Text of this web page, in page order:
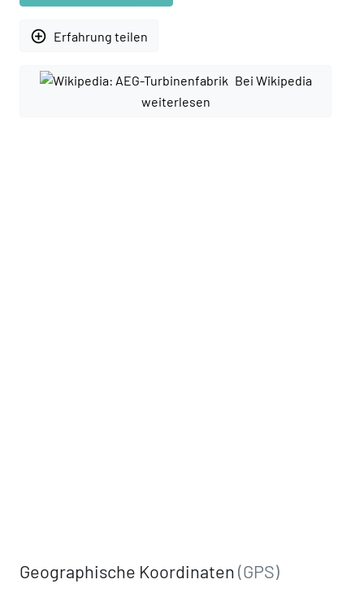
add_circle_outline Erfahrung teilen
Bei Wikipedia
weiterlesen
Geographische Koordinaten(GPS)